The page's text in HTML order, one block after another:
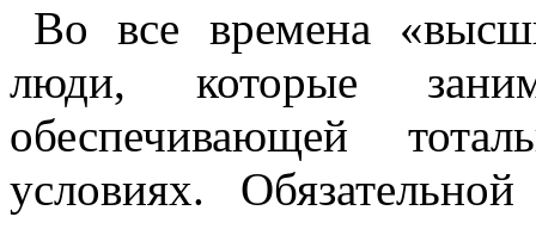
Во все времена
люди, которые
обеспечивающей
условиях.